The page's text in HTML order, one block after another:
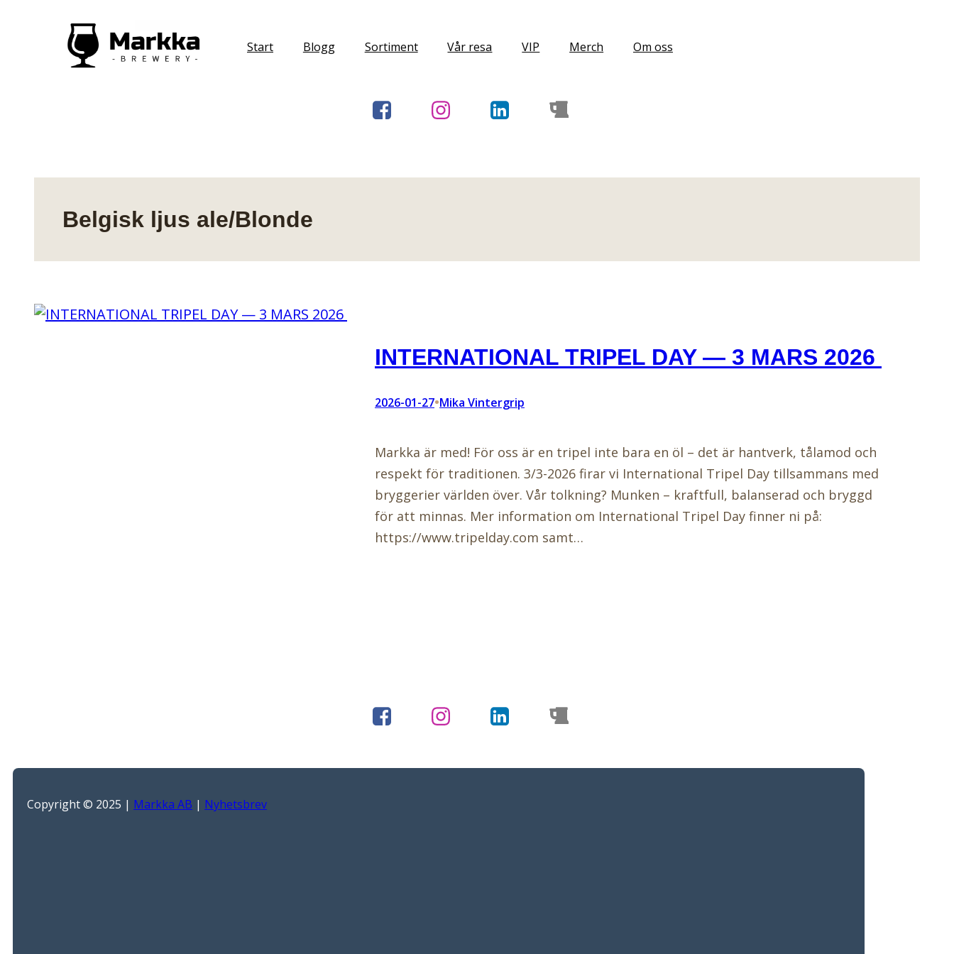
Start Blogg Sortiment Vår resa VIP Merch Om oss
Belgisk ljus ale/Blonde
INTERNATIONAL TRIPEL DAY — 3 MARS 2026
2026-01-27•Mika Vintergrip
Markka är med! För oss är en tripel inte bara en öl – det är hantverk, tålamod och
respekt för traditionen. 3/3-2026 firar vi International Tripel Day tillsammans med
bryggerier världen över. Vår tolkning? Munken – kraftfull, balanserad och bryggd
för att minnas. Mer information om International Tripel Day finner ni på:
https://www.tripelday.com samt…
Copyright © 2025 | Markka AB | Nyhetsbrev